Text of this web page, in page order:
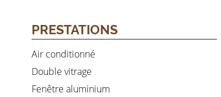
PRESTATIONS
Air conditionné
Double vitrage
Fenêtre aluminium